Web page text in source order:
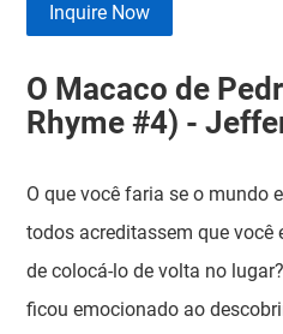
Inquire Now
O Macaco de
Rhyme #4) -
O que você faria se o mundo
todos acreditassem que você
de colocá-lo de volta no
ficou emocionado ao